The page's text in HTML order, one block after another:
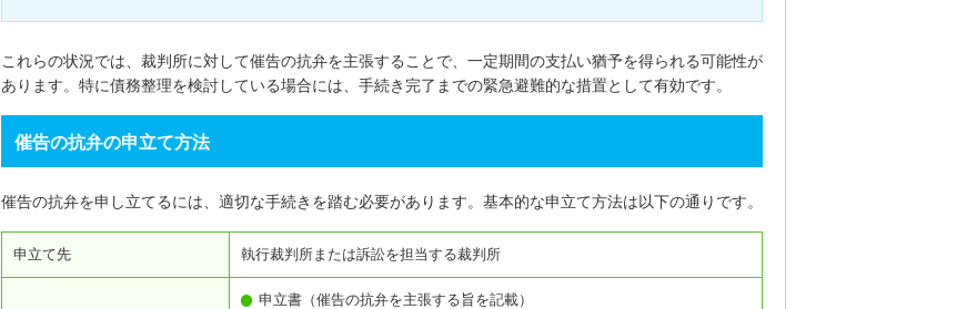
これらの状況では、裁判所に対して催告の抗弁を主張することで、一定期間の支払い猶予を得られる可能性が
あります。特に債務整理を検討している場合には、手続き完了までの緊急避難的な措置として有効です。
催告の抗弁の申立て方法
催告の抗弁を申し立てるには、適切な手続きを踏む必要があります。基本的な申立て方法は以下の通りです。
申立て先 執行裁判所または訴訟を担当する裁判所
申立書（催告の抗弁を主張する旨を記載）